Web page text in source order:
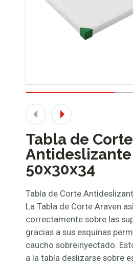
Tabla de Corte
50x30x34
Tabla de Corte
La Tabla de Corte Araven
correctamente sobre las
gracias a sus esquinas
caucho sobreinyectado.
a la tabla deslizarse sobre